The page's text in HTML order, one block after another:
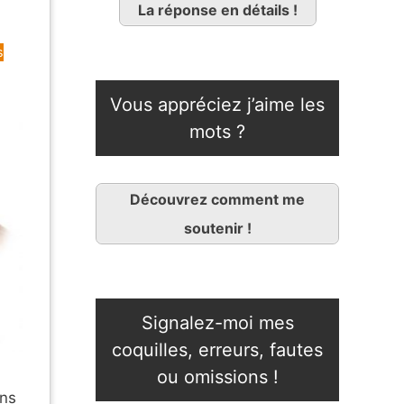
La réponse en détails !
Vous appréciez j’aime les
mots ?
Découvrez comment me
soutenir !
Signalez-moi mes
coquilles, erreurs, fautes
ou omissions !